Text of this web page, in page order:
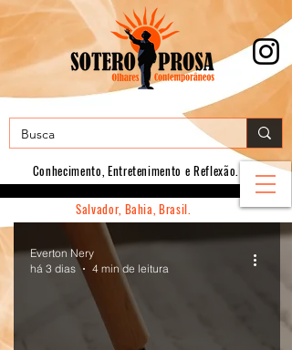
Conhecimento, Entretenimento e Reflexão.
Salvador, Bahia, Brasil.
Everton Nery
há 3 dias
4 min de leitura